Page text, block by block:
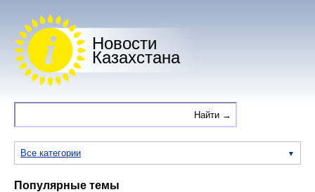
Новости
Казахстана
Все категории
Популярные темы